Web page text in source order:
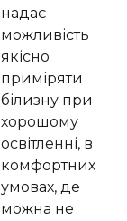
надає
можливість
якісно
приміряти
білизну при
хорошому
освітленні, в
комфортних
умовах, де
можна не